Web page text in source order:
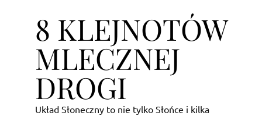
8 KLEJNOTÓW
MLECZNEJ
DROGI
Układ Słoneczny to nie tylko Słońce i kilka